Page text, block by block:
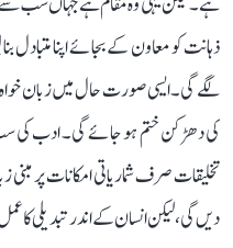
ذہانت کو معاون کے بجائے اپنا متبادل
لگے گی۔ ایسی صورت حال میں زبان
کی دھڑکن ختم ہو جائے گی۔ ادب
تخلیقات صرف شماریاتی امکانات پر
دیں گی، لیکن انسان کے اندر تبدیلی کا